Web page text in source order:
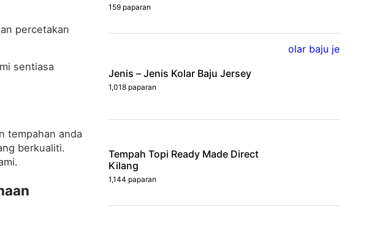
percetakan
sentiasa
tempahan anda
berkualiti.
159 paparan
Jenis – Jenis Kolar Baju Jersey
1,018 paparan
Tempah Topi Ready Made Direct
Kilang
1,144 paparan